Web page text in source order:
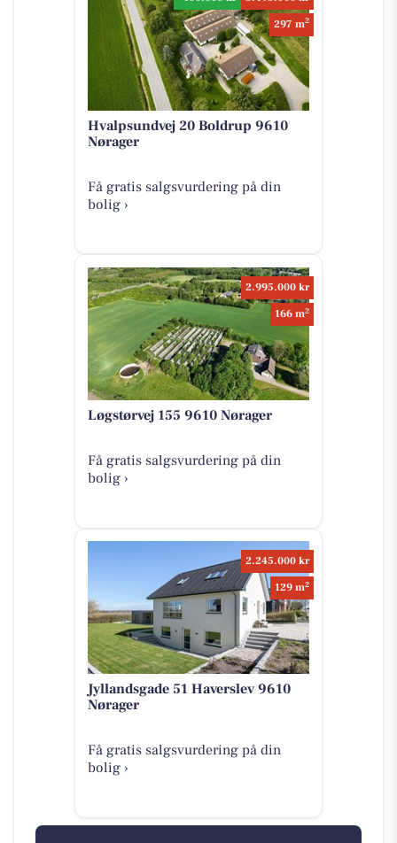
297 m2
Hvalpsundvej 20 Boldrup 9610
Nørager
Få gratis salgsvurdering på din
bolig ›
2.995.000 kr
166 m2
Løgstørvej 155 9610 Nørager
Få gratis salgsvurdering på din
bolig ›
2.245.000 kr
129 m2
Jyllandsgade 51 Haverslev 9610
Nørager
Få gratis salgsvurdering på din
bolig ›